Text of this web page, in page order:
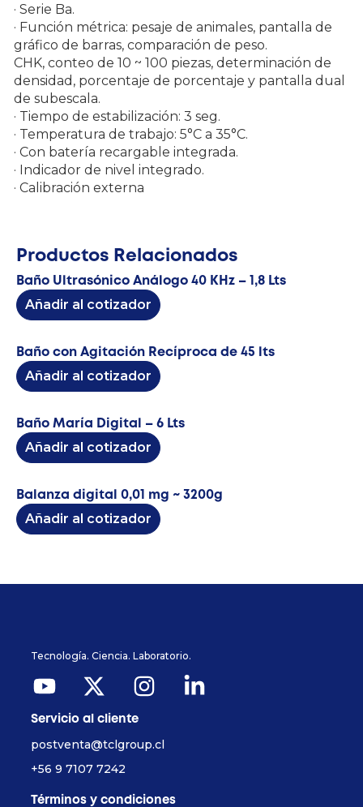
· Serie Ba.
· Función métrica: pesaje de animales, pantalla de
gráfico de barras, comparación de peso.
CHK, conteo de 10 ~ 100 piezas, determinación de
densidad, porcentaje de porcentaje y pantalla dual
de subescala.
· Tiempo de estabilización: 3 seg.
· Temperatura de trabajo: 5°C a 35°C.
· Con batería recargable integrada.
· Indicador de nivel integrado.
· Calibración externa
Productos Relacionados
Baño Ultrasónico Análogo 40 KHz – 1,8 Lts
Añadir al cotizador
Baño con Agitación Recíproca de 45 lts
Añadir al cotizador
Baño María Digital – 6 Lts
Añadir al cotizador
Balanza digital 0,01 mg ~ 3200g
Añadir al cotizador
Tecnología. Ciencia. Laboratorio.
Servicio al cliente
postventa@tclgroup.cl
+56 9 7107 7242
Términos y condiciones